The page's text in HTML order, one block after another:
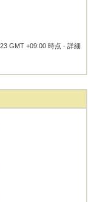
GMT +09:00 時点 -詳細